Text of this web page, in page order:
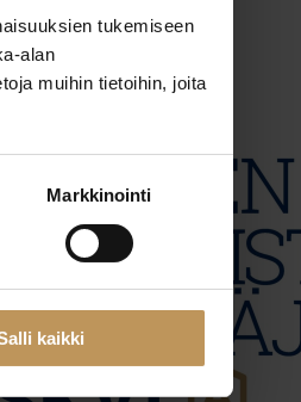
tukemiseen
alan
muihin tietoihin, joita
Markkinointi
kaikki